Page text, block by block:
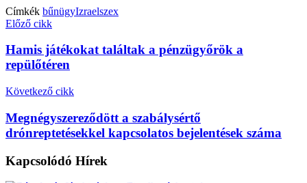
Címkék bűnügyIzraelszex
Előző cikk
Hamis játékokat találtak a pénzügyőrök a
repülőtéren
Következő cikk
Megnégyszereződött a szabálysértő
drónreptetésekkel kapcsolatos bejelentések száma
Kapcsolódó Hírek